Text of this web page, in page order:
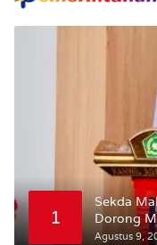
1
Sekda
Dorong
dan Mitra
Agustus 9,